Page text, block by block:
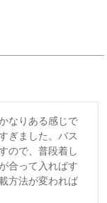
なりある感じで
ぎました。バス
ので、普段着し
合って入ればす
方法が変われば